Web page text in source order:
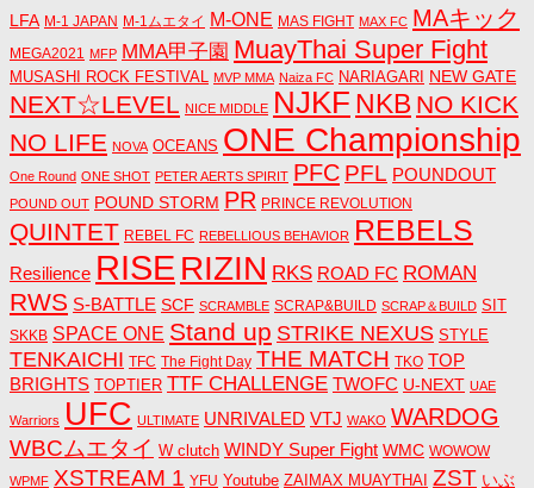
LFA M-1 JAPAN M-1ムエタイ M-ONE MAS FIGHT MAX FC MAキック
MEGA2021 MFP MMA甲子園 MuayThai Super Fight
MUSASHI ROCK FESTIVAL MVP MMA Naiza FC NARIAGARI NEW GATE
NEXT☆LEVEL NICE MIDDLE NJKF NKB NO KICK
NO LIFE NOVA OCEANS ONE Championship
One Round ONE SHOT PETER AERTS SPIRIT PFC PFL POUNDOUT
POUND OUT POUND STORM PR PRINCE REVOLUTION
QUINTET REBEL FC REBELLIOUS BEHAVIOR REBELS
Resilience RISE RIZIN RKS ROAD FC ROMAN
RWS S-BATTLE SCF SCRAMBLE SCRAP&BUILD SCRAP＆BUILD SIT
SKKB SPACE ONE Stand up STRIKE NEXUS STYLE
TENKAICHI TFC The Fight Day THE MATCH TKO TOP
BRIGHTS TOPTIER TTF CHALLENGE TWOFC U-NEXT UAE
Warriors UFC ULTIMATE UNRIVALED VTJ WAKO WARDOG
WBCムエタイ W clutch WINDY Super Fight WMC WOWOW
WPMF XSTREAM 1 YFU Youtube ZAIMAX MUAYTHAI ZST いぶ